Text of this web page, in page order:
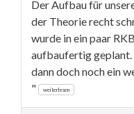
Der Aufbau für
der Theorie recht
wurde in ein paar
aufbaufertig
dann doch noch ein
"
weiterlesen